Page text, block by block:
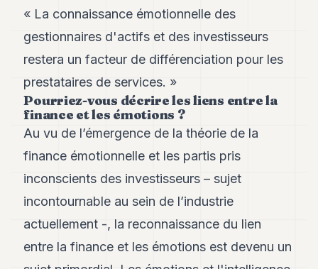
PRIVATE
EQUITY
SPORT
JURIDIQUE
ENTREPRISES
ASSOCIATIONS
CONTACT
« La connaissance émotionnelle des
gestionnaires d'actifs et des investisseurs
restera un facteur de différenciation pour les
prestataires de services. »
Pourriez-vous décrire les liens entre la
finance et les émotions ?
Au vu de l’émergence de la théorie de la
finance émotionnelle et les partis pris
inconscients des investisseurs – sujet
incontournable au sein de l’industrie
actuellement -, la reconnaissance du lien
entre la finance et les émotions est devenu un